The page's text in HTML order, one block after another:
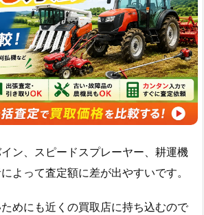
ン、スピードスプレーヤー、耕運機
よって査定額に差が出やすいです。
めにも近くの買取店に持ち込むので